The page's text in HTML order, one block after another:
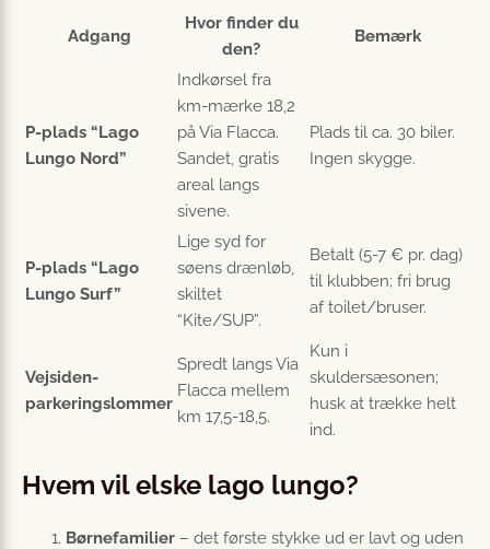
Adgang
Hvor finder du
den?
Bemærk
P-plads “Lago
Lungo Nord”
Indkørsel fra
km-mærke 18,2
på Via Flacca.
Sandet, gratis
areal langs
sivene.
Plads til ca. 30 biler.
Ingen skygge.
P-plads “Lago
Lungo Surf”
Lige syd for
søens drænløb,
skiltet
“Kite/SUP”.
Betalt (5-7 € pr. dag)
til klubben; fri brug
af toilet/bruser.
Vejsiden-
parkeringslommer
Spredt langs Via
Flacca mellem
km 17,5-18,5.
Kun i
skuldersæsonen;
husk at trække helt
ind.
Hvem vil elske lago lungo?
Børnefamilier – det første stykke ud er lavt og uden